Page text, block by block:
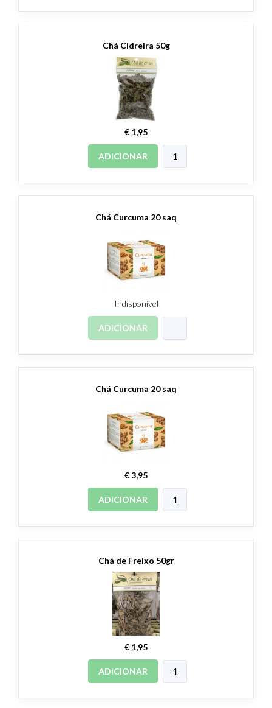
Chá Cidreira 50g
€ 1,95
ADICIONAR
Chá Curcuma 20 saq
Indisponível
ADICIONAR
Chá Curcuma 20 saq
€ 3,95
ADICIONAR
Chá de Freixo 50gr
€ 1,95
ADICIONAR